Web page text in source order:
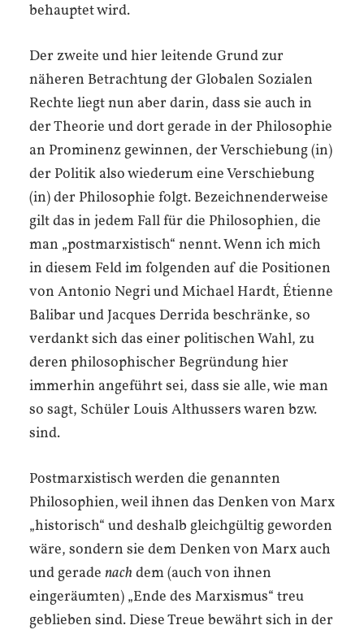
behauptet wird.
Der zweite und hier leitende Grund zur
näheren Betrachtung der Globalen Sozialen
Rechte liegt nun aber darin, dass sie auch in
der Theorie und dort gerade in der Philosophie
an Prominenz gewinnen, der Verschiebung (in)
der Politik also wiederum eine Verschiebung
(in) der Philosophie folgt. Bezeichnenderweise
gilt das in jedem Fall für die Philosophien, die
man „postmarxistisch“ nennt. Wenn ich mich
in diesem Feld im folgenden auf die Positionen
von Antonio Negri und Michael Hardt, Étienne
Balibar und Jacques Derrida beschränke, so
verdankt sich das einer politischen Wahl, zu
deren philosophischer Begründung hier
immerhin angeführt sei, dass sie alle, wie man
so sagt, Schüler Louis Althussers waren bzw.
sind.
Postmarxistisch werden die genannten
Philosophien, weil ihnen das Denken von Marx
„historisch“ und deshalb gleichgültig geworden
wäre, sondern sie dem Denken von Marx auch
und gerade nachdem (auch von ihnen
eingeräumten) „Ende des Marxismus“ treu
geblieben sind. Diese Treue bewährt sich in der